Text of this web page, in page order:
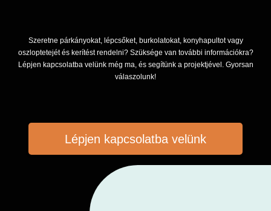
Szeretne párkányokat, lépcsőket, burkolatokat, konyhapultot vagy
oszloptetejét és kerítést rendelni? Szüksége van további információkra?
Lépjen kapcsolatba velünk még ma, és segítünk a projektjével. Gyorsan
válaszolunk!
Lépjen kapcsolatba velünk